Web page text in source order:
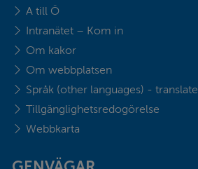
A till Ö
Intranätet – Kom in
Om kakor
Om webbplatsen
Språk (other languages) - translate
Tillgänglighetsredogörelse
Webbkarta